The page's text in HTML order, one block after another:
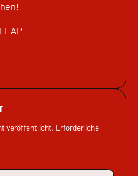
veröffentlicht. Erforderliche